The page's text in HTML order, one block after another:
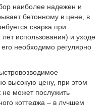
наиболее надежен и
бетонному в цене, в
сварка при
лет использования) и уходе
необходимо регулярно
высокую цену, при этом
не может послужить
коттеджа – в лучшем